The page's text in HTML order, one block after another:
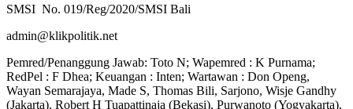
SMSI No. 019/Reg/2020/SMSI Bali
admin@klikpolitik.net
Pemred/Penanggung Jawab: Toto N; Wapemred : K Purnama;
RedPel : F Dhea; Keuangan : Inten; Wartawan : Don Openg,
Wayan Semarajaya, Made S, Thomas Bili, Sarjono, Wisje Gandhy
(Jakarta), Robert H Tuapattinaja (Bekasi), Purwanoto (Yogyakarta),